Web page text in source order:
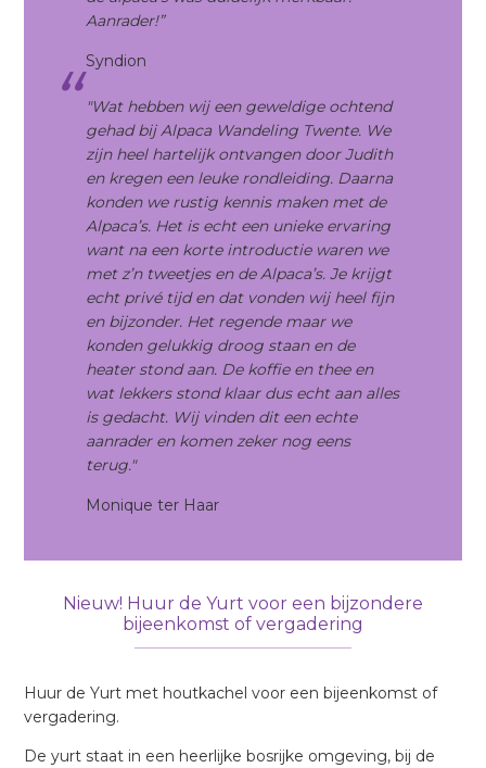
Aanrader!”
Syndion
"Wat hebben wij een geweldige ochtend
gehad bij Alpaca Wandeling Twente. We
zijn heel hartelijk ontvangen door Judith
en kregen een leuke rondleiding. Daarna
konden we rustig kennis maken met de
Alpaca’s. Het is echt een unieke ervaring
want na een korte introductie waren we
met z’n tweetjes en de Alpaca’s. Je krijgt
echt privé tijd en dat vonden wij heel fijn
en bijzonder. Het regende maar we
konden gelukkig droog staan en de
heater stond aan. De koffie en thee en
wat lekkers stond klaar dus echt aan alles
is gedacht. Wij vinden dit een echte
aanrader en komen zeker nog eens
terug."
Monique ter Haar
Nieuw! Huur de Yurt voor een bijzondere
bijeenkomst of vergadering
Huur de Yurt met houtkachel voor een bijeenkomst of
vergadering.
De yurt staat in een heerlijke bosrijke omgeving, bij de